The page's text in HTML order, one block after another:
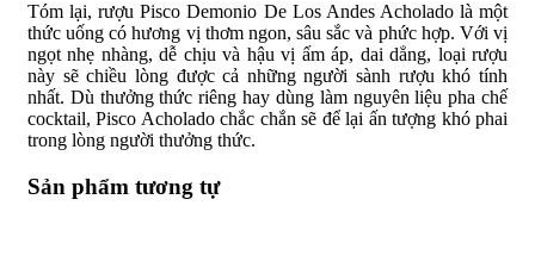
Tóm lại, rượu Pisco Demonio De Los Andes Acholado là một
thức uống có hương vị thơm ngon, sâu sắc và phức hợp. Với vị
ngọt nhẹ nhàng, dễ chịu và hậu vị ấm áp, dai dẳng, loại rượu
này sẽ chiều lòng được cả những người sành rượu khó tính
nhất. Dù thưởng thức riêng hay dùng làm nguyên liệu pha chế
cocktail, Pisco Acholado chắc chắn sẽ để lại ấn tượng khó phai
trong lòng người thưởng thức.
Sản phẩm tương tự